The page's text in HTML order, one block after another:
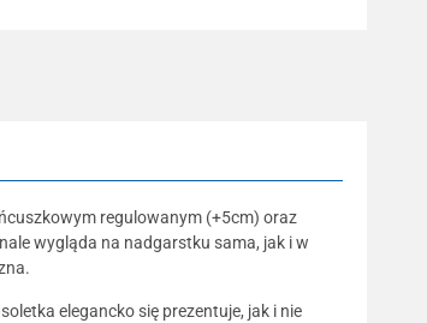
regulowanym (+5cm) oraz
wygląda na nadgarstku sama, jak i w
elegancko się prezentuje, jak i nie